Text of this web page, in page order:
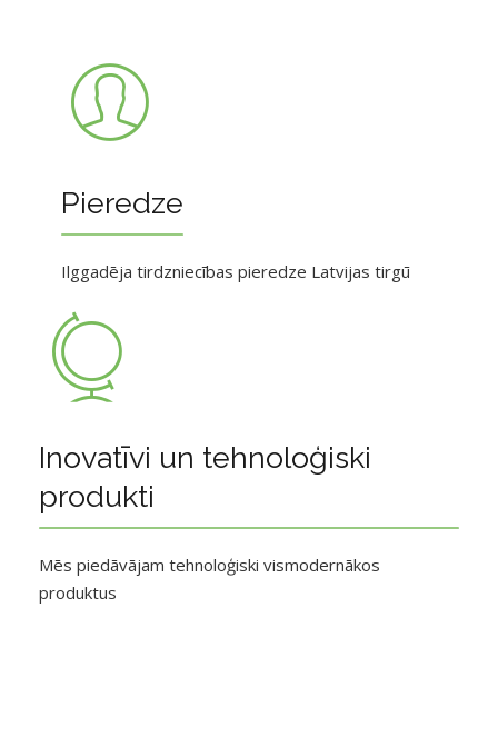
Pieredze
Ilggadēja tirdzniecības pieredze Latvijas tirgū
Inovatīvi un tehnoloģiski
produkti
Mēs piedāvājam tehnoloģiski vismodernākos
produktus